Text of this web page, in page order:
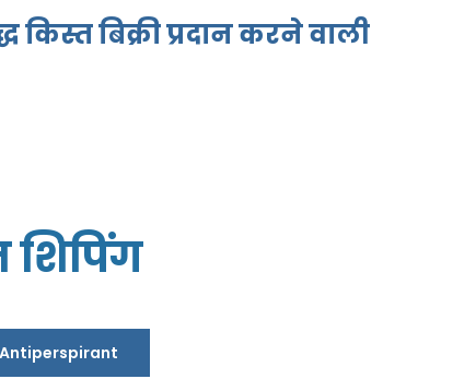
बिक्री प्रदान करने वाली
शिपिंग
Antiperspirant